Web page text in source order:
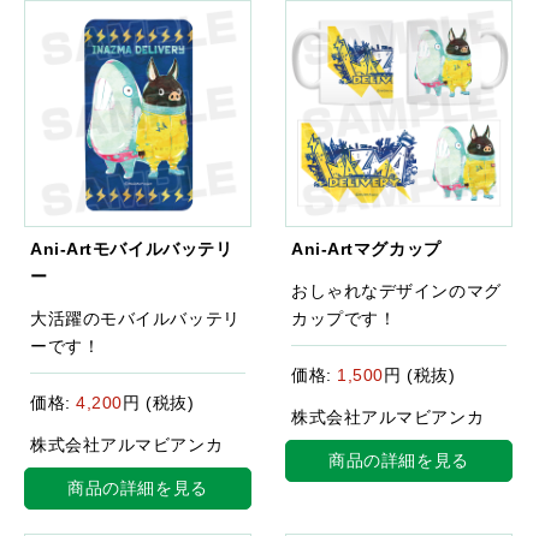
Ani-Artモバイルバッテリ
ー
大活躍のモバイルバッテリ
ーです！
価格:4,200円 (税抜)
株式会社アルマビアンカ
商品の詳細を見る
Ani-Artマグカップ
おしゃれなデザインのマグ
カップです！
価格: 1,500円 (税抜)
株式会社アルマビアンカ
商品の詳細を見る